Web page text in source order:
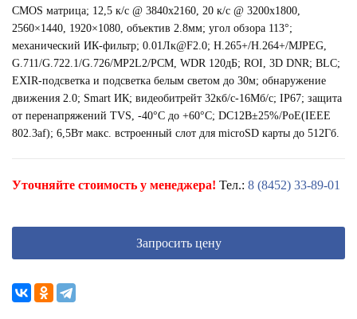
CMOS матрица; 12,5 к/с @ 3840x2160, 20 к/с @ 3200х1800,
2560×1440, 1920×1080, объектив 2.8мм; угол обзора 113°;
механический ИК-фильтр; 0.01Лк@F2.0; H.265+/H.264+/MJPEG,
G.711/G.722.1/G.726/MP2L2/PCM, WDR 120дБ; ROI, 3D DNR; BLC;
EXIR-подсветка и подсветка белым светом до 30м; обнаружение
движения 2.0; Smart ИК; видеобитрейт 32кб/с-16Мб/с; IP67; защита
от перенапряжений TVS, -40°C до +60°C; DC12В±25%/PoE(IEEE
802.3af); 6,5Вт макс. встроенный слот для microSD карты до 512Гб.
Уточняйте стоимость у менеджера! Тел.: 8 (8452) 33-89-01
Запросить цену